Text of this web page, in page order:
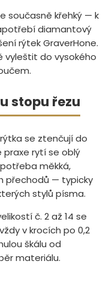
současně křehký — k
diamantový
rýtek GraverHone.
vyleštit do vysokého
stopu řezu
se ztenčují do
praxe rytí se oblý
měkká,
přechodů — typicky
stylů písma.
č. 2 až 14 se
v krocích po 0,2
škálu od
materiálu.